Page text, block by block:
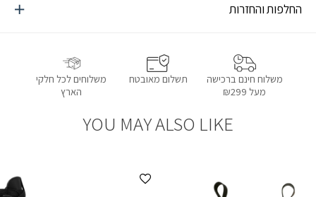
החלפות והחזרות
משלוח חינם ברכישה
מעל ₪299
תשלום מאובטח
משלוחים לכל חלקי
הארץ
YOU MAY ALSO LIKE
הוספה למועדפים